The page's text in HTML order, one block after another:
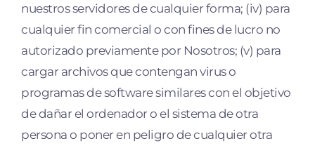
nuestros servidores de cualquier forma; (iv) para
cualquier fin comercial o con fines de lucro no
autorizado previamente por Nosotros; (v) para
cargar archivos que contengan virus o
programas de software similares con el objetivo
de dañar el ordenador o el sistema de otra
persona o poner en peligro de cualquier otra